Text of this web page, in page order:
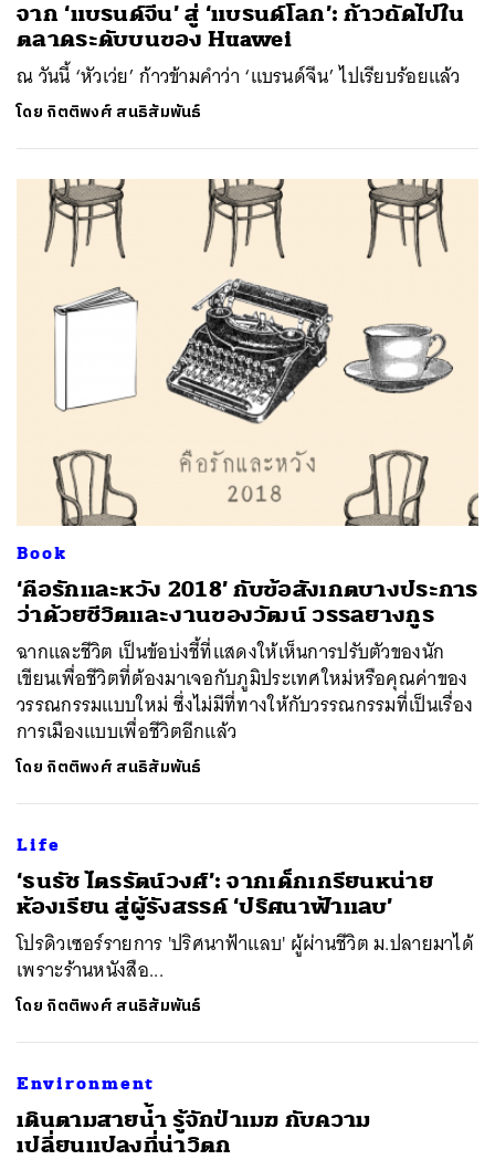
จาก ‘แบรนด์จีน’ สู่ ‘แบรนด์โลก’: ก้าวถัดไปใน
ตลาดระดับบนของ Huawei
ณ วันนี้ ‘หัวเว่ย’ ก้าวข้ามคำว่า ‘แบรนด์จีน’ ไปเรียบร้อยแล้ว
โดย กิตติพงศ์ สนธิสัมพันธ์
Book
‘คือรักและหวัง 2018’ กับข้อสังเกตบางประการ
ว่าด้วยชีวิตและงานของวัฒน์ วรรลยางกูร
ฉากและชีวิต เป็นข้อบ่งชี้ที่แสดงให้เห็นการปรับตัวของนัก
เขียนเพื่อชีวิตที่ต้องมาเจอกับภูมิประเทศใหม่หรือคุณค่าของ
วรรณกรรมแบบใหม่ ซึ่งไม่มีที่ทางให้กับวรรณกรรมที่เป็นเรื่อง
การเมืองแบบเพื่อชีวิตอีกแล้ว
โดย กิตติพงศ์ สนธิสัมพันธ์
Life
‘ธนธัช ไตรรัตน์วงศ์’: จากเด็กเกรียนหน่าย
ห้องเรียน สู่ผู้รังสรรค์ ‘ปริศนาฟ้าแลบ’
โปรดิวเซอร์รายการ 'ปริศนาฟ้าแลบ' ผู้ผ่านชีวิต ม.ปลายมาได้
เพราะร้านหนังสือ...
โดย กิตติพงศ์ สนธิสัมพันธ์
Environment
เดินตามสายน้ำ รู้จักป่าเมฆ กับความ
เปลี่ยนแปลงที่น่าวิตก
SHARE TWEET LINE EMAIL